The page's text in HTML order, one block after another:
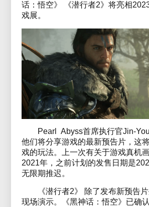
话：悟空》 《潜行者2》将亮相
戏展。
Pearl Abyss首席执行官Jin-
他们将分享游戏的最新预告片，这
戏的玩法。上一次有关于游戏真机
2021年，之前计划的发售日期是
无限期推迟。
《潜行者2》 除了发布新预告
现场演示。《黑神话：悟空》已确